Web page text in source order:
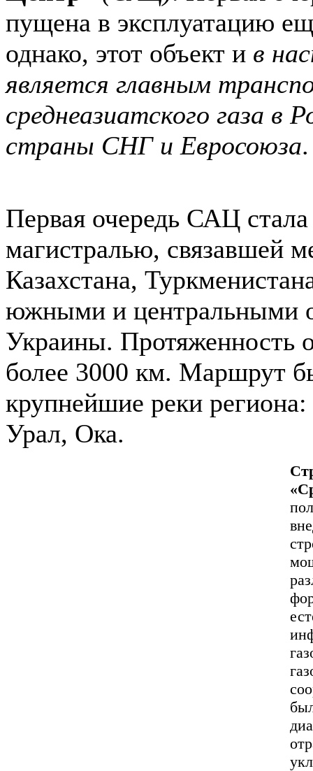
пущена в эксплуатацию
однако, этот объект и в
является главным
среднеазиатского газа в
страны СНГ и Евросоюза.
Первая очередь САЦ
магистралью, связавшей
Казахстана,
южными и центральными
Украины. Протяженность
более 3000 км. Маршрут
крупнейшие реки
Урал, Ока.